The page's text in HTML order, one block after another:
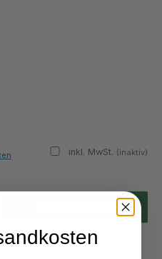
inkl. MwSt. (inaktiv)
ein oder benutze die Schaltflächen um die